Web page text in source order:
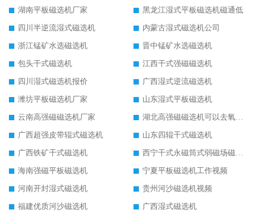
湖南平板磁选机厂家
黑龙江湿式平板磁选机磁通低
四川半逆流湿式磁选机
内蒙古湿式磁选机公司
浙江锰矿水选磁选机
晋中锰矿水选磁选机
包头干式磁选机
江西干式强磁磁选机
四川湿式磁选机报价
广西湿式逆流磁选机
潍坊平板磁选机厂家
山东湿式平板磁选机
云南高强磁磁选机厂家
湖北高强磁磁选机可以去氧化铝
广西超强皮带辊式磁选机
山东四辊干式磁选机
广西铁矿干式磁选机
西宁干式永磁筒式弱磁场磁选机结构图
海南强磁平板磁选机
宁夏平板磁选机工作视频
河南开封湿式磁选机
贵州河沙磁选机视频
福建优质河沙磁选机
广西湿式磁选机